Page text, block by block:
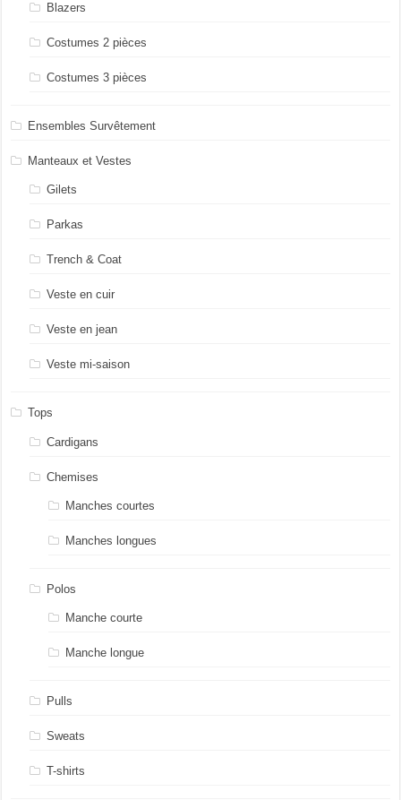
Blazers
Costumes 2 pièces
Costumes 3 pièces
Ensembles Survêtement
Manteaux et Vestes
Gilets
Parkas
Trench & Coat
Veste en cuir
Veste en jean
Veste mi-saison
Tops
Cardigans
Chemises
Manches courtes
Manches longues
Polos
Manche courte
Manche longue
Pulls
Sweats
T-shirts